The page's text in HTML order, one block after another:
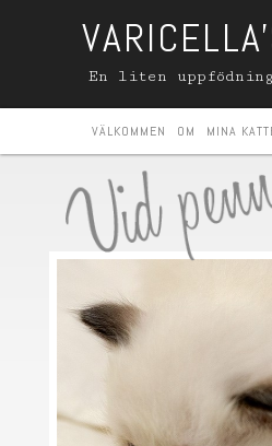
En liten
VÄLKOMMEN OM MINA